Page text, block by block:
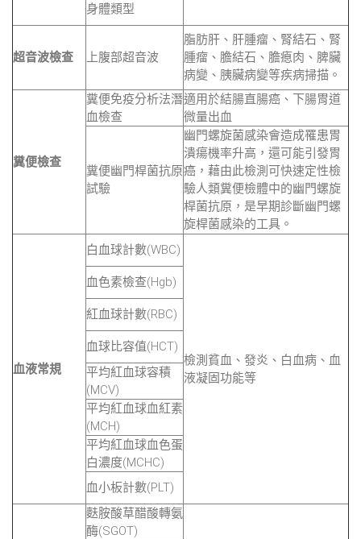
身體類型
超音波檢查 上腹部超音波
脂肪肝、肝腫瘤、腎結石、腎
腫瘤、膽結石、膽瘜肉、脾臟
病變、胰臟病變等疾病掃描。
糞便檢查
糞便免疫分析法潛
血檢查
適用於結腸直腸癌、下腸胃道
微量出血
糞便幽門桿菌抗原
試驗
幽門螺旋菌感染會造成罹患胃
潰瘍機率升高，還可能引發胃
癌，藉由此檢測可快速定性檢
驗人類糞便檢體中的幽門螺旋
桿菌抗原，是早期診斷幽門螺
旋桿菌感染的工具。
血液常規
白血球計數(WBC)
檢測貧血、發炎、白血病、血
液凝固功能等
血色素檢查(Hgb)
紅血球計數(RBC)
血球比容值(HCT)
平均紅血球容積
(MCV)
平均紅血球血紅素
(MCH)
平均紅血球血色蛋
白濃度(MCHC)
血小板計數(PLT)
麩胺酸草醋酸轉氨
酶(SGOT)